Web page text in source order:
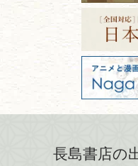
書道
美術
デザ
カメ
版画
刀剣
価値あ
と注意点
宮城県
山形県
三重県
京都府
兵庫県
島根県
フリーダイ
電話：03-
FAX：03-
古物商許可
古物商名称
長島書店の